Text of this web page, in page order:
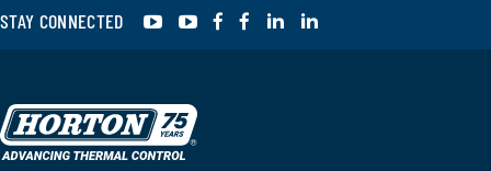
STAY CONNECTED YouTubeYouTube
Facebook
Facebook
LinkedIn